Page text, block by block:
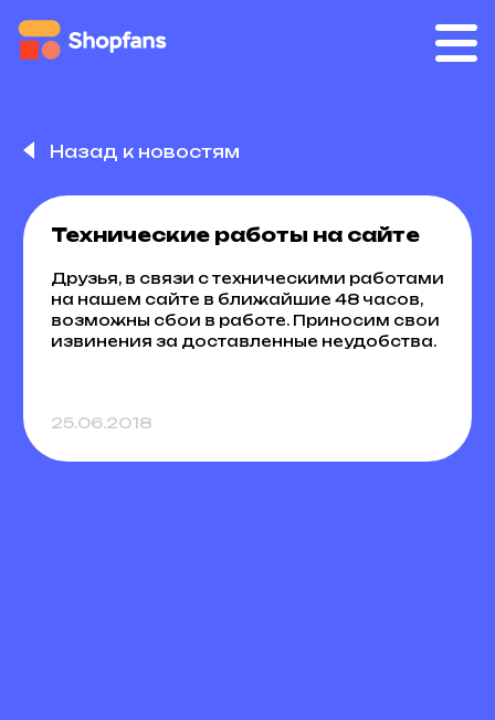
Назад к новостям
Технические работы на сайте
Друзья, в связи с техническими работами
на нашем сайте в ближайшие 48 часов,
возможны сбои в работе. Приносим свои
извинения за доставленные неудобства.
25.06.2018